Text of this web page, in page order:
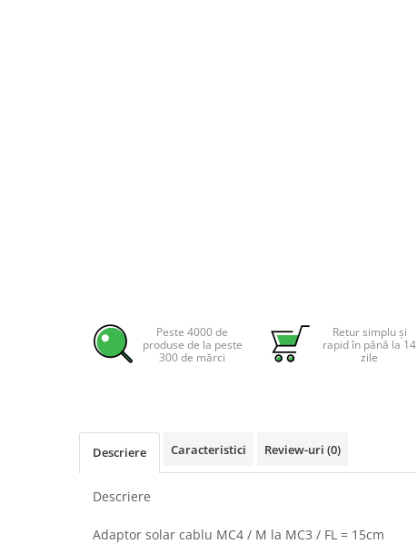
Convertoare de tensiune
Sisteme de Stocare Comerciale
Sisteme fotovoltaice de putere
Peste 4000 de
produse de la peste
300 de mărci
Retur simplu și
rapid în până la 14
zile
Descriere Caracteristici Review-uri (0)
Descriere
Adaptor solar cablu MC4 / M la MC3 / FL = 15cm